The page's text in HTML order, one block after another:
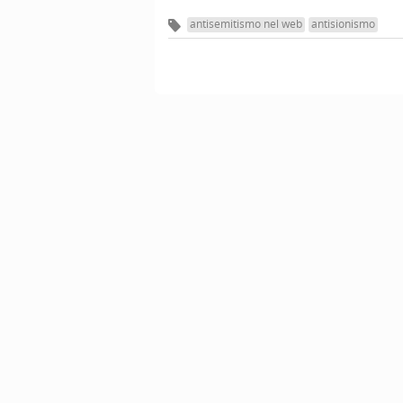
antisemitismo nel web antisionismo